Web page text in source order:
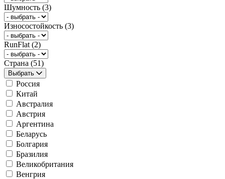
Шумность (3)
Износостойкость (3)
RunFlat (2)
Страна (51)
Выбрать
Россия
Китай
Австралия
Австрия
Аргентина
Беларусь
Болгария
Бразилия
Великобритания
Венгрия